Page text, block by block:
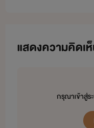
ก่อนอื่นขอบอกก่อนว่า
แสดงความคิดเ
กรุณาเข้าสู่ร